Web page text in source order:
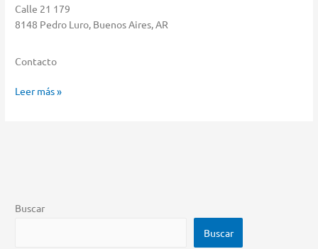
Calle 21 179
8148 Pedro Luro, Buenos Aires, AR
Contacto
Goicochea
Leer más »
Buscar
Buscar